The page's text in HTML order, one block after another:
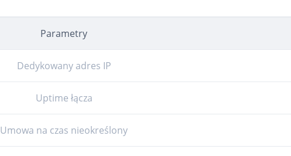
Parametry
Dedykowany adres IP
Uptime łącza
Umowa na czas nieokreślony